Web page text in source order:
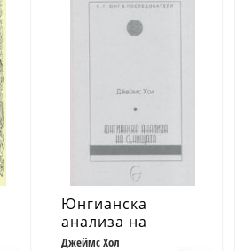
Юнгианска
анализа на
сънищата
Джеймс Хол